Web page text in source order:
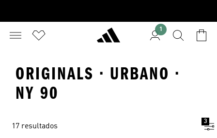
1
ORIGINALS · URBANO ·
NY 90
17 resultados
3